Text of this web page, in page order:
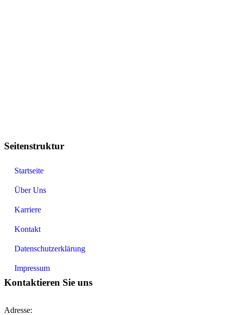
Seitenstruktur
Startseite
Über Uns
Karriere
Kontakt
Datenschutzerklärung
Impressum
Kontaktieren Sie uns
Adresse: